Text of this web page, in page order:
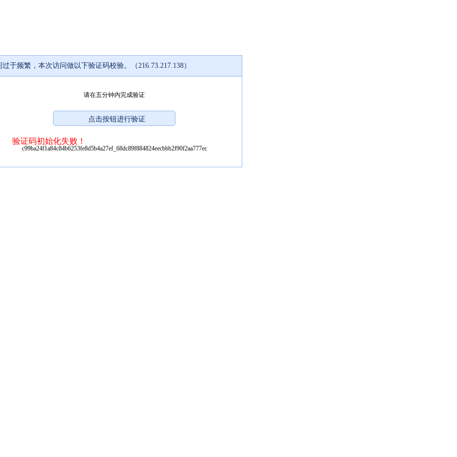
过于频繁，本次访问做以下验证码校验。（216.73.217.138）
请在五分钟内完成验证
验证码初始化失败！
c99ba24f1a84c84b6253fe8d5b4a27ef_68dc89f884824eecbbb2f90f2aa777ec